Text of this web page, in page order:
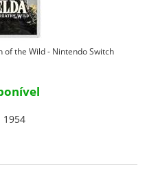
of the Wild - Nintendo Switch
1954